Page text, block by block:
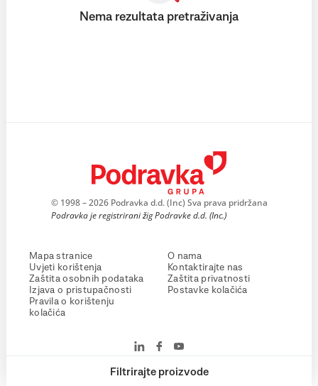
Filtrirajte proizvode
Nema rezultata pretraživanja
© 1998 – 2026 Podravka d.d. (Inc) Sva prava pridržana
Podravka je registrirani žig Podravke d.d. (Inc.)
Mapa stranice
Uvjeti korištenja
Zaštita osobnih podataka
Izjava o pristupačnosti
Pravila o korištenju
kolačića
O nama
Kontaktirajte nas
Zaštita privatnosti
Postavke kolačića